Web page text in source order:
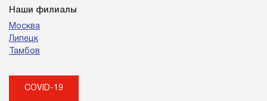
Наши филиалы
Москва
Липецк
Тамбов
COVID-19